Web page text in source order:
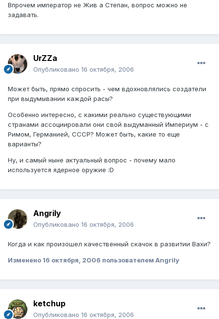
Впрочем император не Жив а Степан, вопрос можно не
задавать.
UrZZa
Опубликовано 16 октября, 2006
Может быть, прямо спросить - чем вдохновлялись создатели
при выдумывании каждой расы?
Особенно интересно, с какими реально существующими
странами ассоциировали они свой выдуманный Империум - с
Римом, Германией, СССР? Может быть, какие то еще
варианты?
Ну, и самый ныне актуальный вопрос - почему мало
используется ядерное оружие :D
Angrily
Опубликовано 16 октября, 2006
Когда и как произошел качественный скачок в развитии Вахи?
Изменено 16 октября, 2006 пользователем Angrily
ketchup
Опубликовано 16 октября, 2006